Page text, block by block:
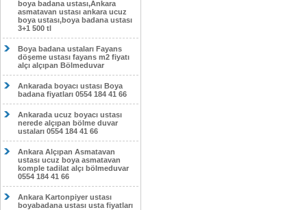
boya badana ustası,Ankara
asmatavan ustası ankara ucuz
boya ustası,boya badana ustası
3+1 500 tl
Boya badana ustaları Fayans
döşeme ustası fayans m2 fiyatı
alçı alçıpan Bölmeduvar
Ankarada boyacı ustası Boya
badana fiyatları 0554 184 41 66
Ankarada ucuz boyacı ustası
nerede alçıpan bölme duvar
ustaları 0554 184 41 66
Ankara Alçıpan Asmatavan
ustası ucuz boya asmatavan
komple tadilat alçı bölmeduvar
0554 184 41 66
Ankara Kartonpiyer ustası
boyabadana ustası usta fiyatları